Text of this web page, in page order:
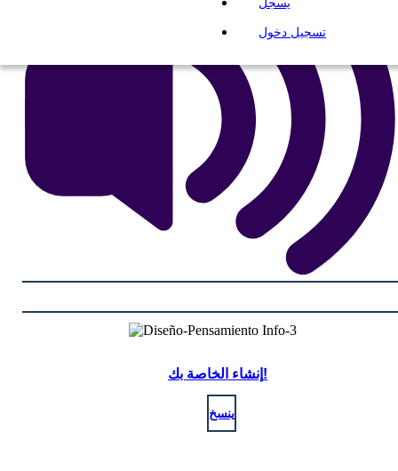
تسجيل دخول
إنشاء الخاصة بك!
ينسخ